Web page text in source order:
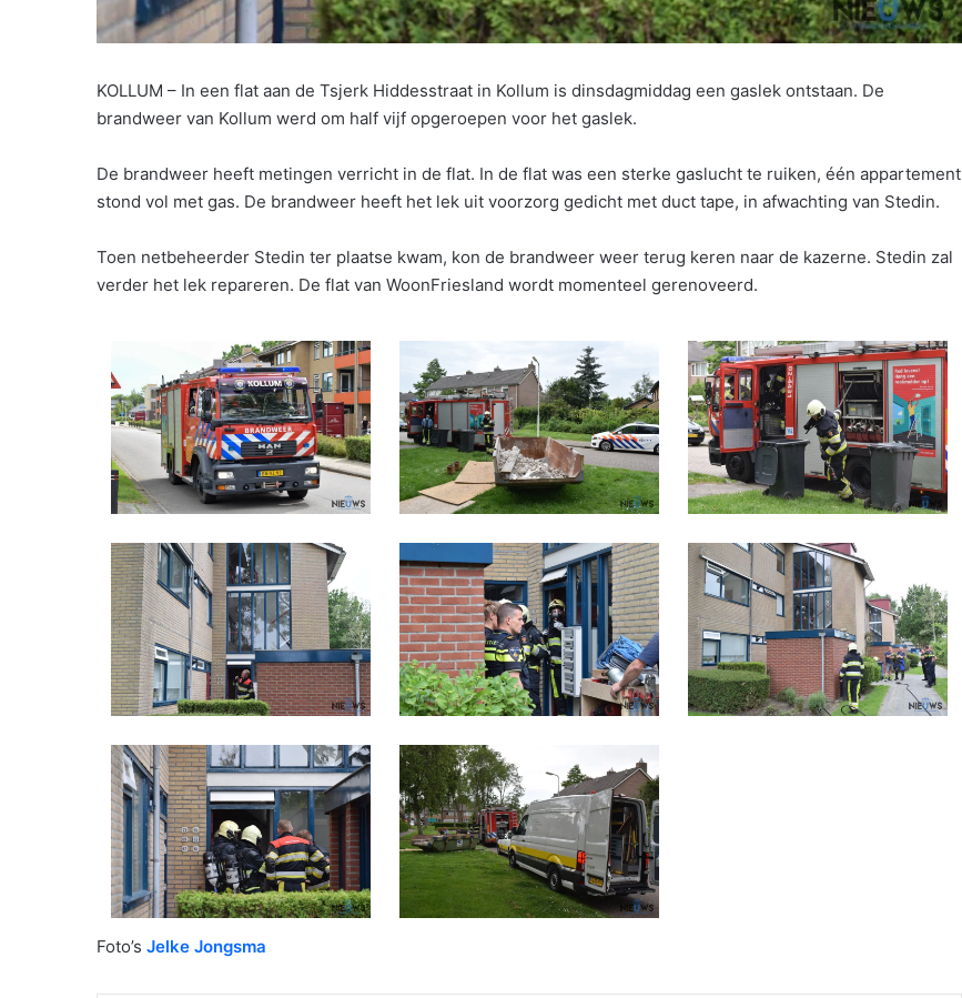
KOLLUM – In een flat aan de Tsjerk Hiddesstraat in Kollum is dinsdagmiddag een gaslek ontstaan. De
brandweer van Kollum werd om half vijf opgeroepen voor het gaslek.
De brandweer heeft metingen verricht in de flat. In de flat was een sterke gaslucht te ruiken, één appartement
stond vol met gas. De brandweer heeft het lek uit voorzorg gedicht met duct tape, in afwachting van Stedin.
Toen netbeheerder Stedin ter plaatse kwam, kon de brandweer weer terug keren naar de kazerne. Stedin zal
verder het lek repareren. De flat van WoonFriesland wordt momenteel gerenoveerd.
Foto’s Jelke Jongsma